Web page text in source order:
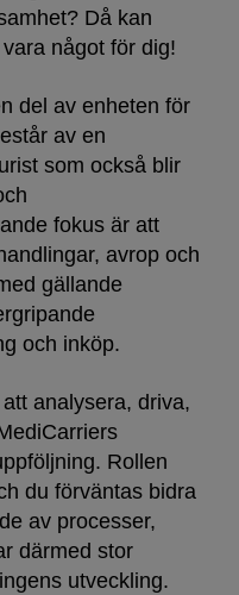
Då kan
något för dig!
del av enheten för
av en
som också blir
fokus är att
avrop och
gällande
och inköp.
analysera, driva,
Rollen
du förväntas bidra
av processer,
därmed stor
utveckling.